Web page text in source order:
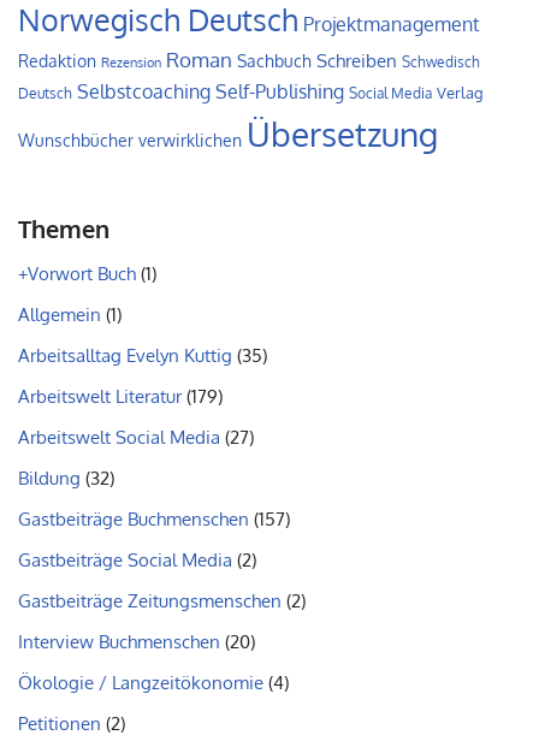
Norwegisch Deutsch Projektmanagement
Redaktion Rezension Roman Sachbuch Schreiben Schwedisch
Deutsch Selbstcoaching Self-Publishing Social Media Verlag
Wunschbücher verwirklichen Übersetzung
Themen
+Vorwort Buch (1)
Allgemein (1)
Arbeitsalltag Evelyn Kuttig (35)
Arbeitswelt Literatur(179)
Arbeitswelt Social Media (27)
Bildung (32)
Gastbeiträge Buchmenschen (157)
Gastbeiträge Social Media (2)
Gastbeiträge Zeitungsmenschen (2)
Interview Buchmenschen (20)
Ökologie / Langzeitökonomie (4)
Petitionen (2)